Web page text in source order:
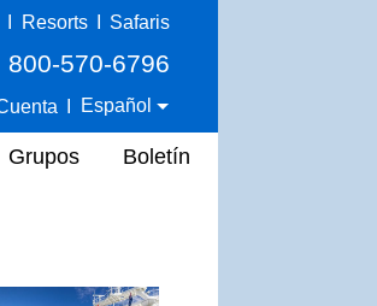
Resorts Safaris
800-570-6796
Español
Grupos Boletín